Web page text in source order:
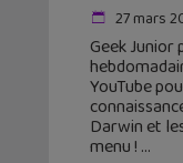
27 mars
Geek
YouTube
Darwin et
menu !